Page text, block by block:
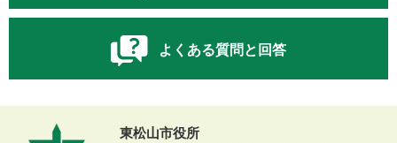
よくある質問と回答
東松山市役所